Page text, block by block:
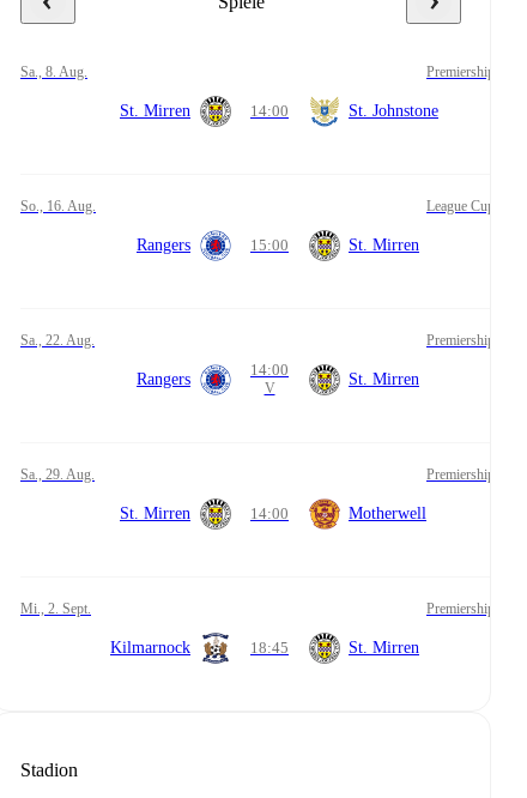
Sa., 8. Aug. Premiership
St. Mirren 14:00 St. Johnstone
So., 16. Aug. League Cup
Rangers 15:00 St. Mirren
Sa., 22. Aug. Premiership
Rangers 14:00
V
St. Mirren
Sa., 29. Aug. Premiership
St. Mirren 14:00 Motherwell
Mi., 2. Sept. Premiership
Kilmarnock 18:45 St. Mirren
Stadion